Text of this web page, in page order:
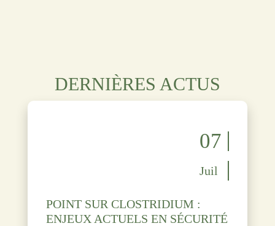
DERNIÈRES ACTUS
07
Juil
POINT SUR CLOSTRIDIUM :
ENJEUX ACTUELS EN SÉCURITÉ